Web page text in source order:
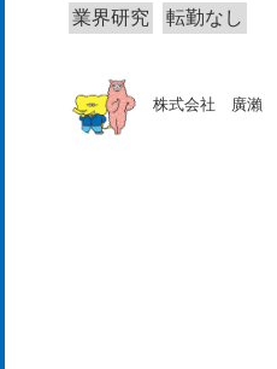
業界研究 転勤なし
株式会社 廣瀨